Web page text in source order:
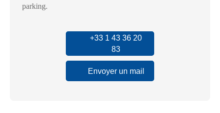
parking.
+33 1 43 36 20
83
Envoyer un mail